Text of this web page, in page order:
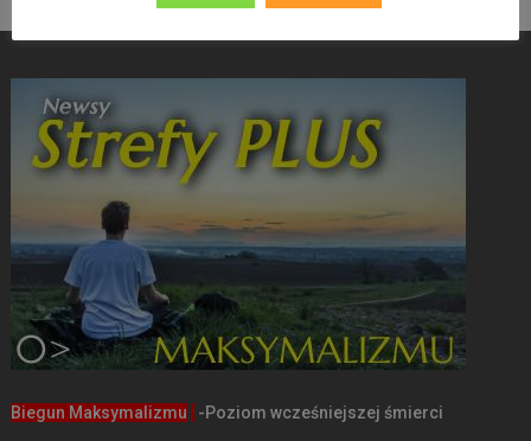
Biegun Maksymalizmu -Poziom wcześniejszej śmierci